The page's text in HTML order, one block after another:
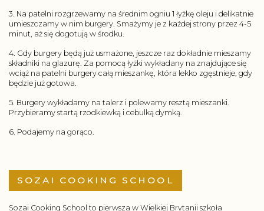
3. Na patelni rozgrzewamy na średnim ogniu 1 łyżkę oleju i delikatnie
umieszczamy w nim burgery. Smażymy je z każdej strony przez 4-5
minut, aż się dogotują w środku.
4. Gdy burgery będą już usmażone, jeszcze raz dokładnie mieszamy
składniki na glazurę. Za pomocą łyżki wykładany na znajdujące się
wciąż na patelni burgery całą mieszankę, która lekko zgęstnieje, gdy
będzie już gotowa.
5. Burgery wykładamy na talerz i polewamy resztą mieszanki.
Przybieramy startą rzodkiewką i cebulką dymką.
6. Podajemy na gorąco.
SOZAI COOKING SCHOOL
Sozai Cooking School to pierwsza w Wielkiej Brytanii szkoła